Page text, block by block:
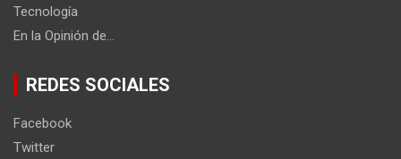
Tecnología
En la Opinión de…
REDES SOCIALES
Facebook
Twitter